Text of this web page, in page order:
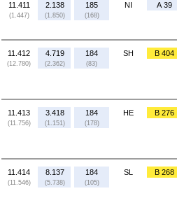
11.411
(1.447)
2.138
(1.850)
185
(168)
NI A 39
11.412
(12.780)
4.719
(2.362)
184
(83)
SH B 404
11.413
(11.756)
3.418
(1.151)
184
(178)
HE B 276
11.414
(11.546)
8.137
(5.738)
184
(105)
SL B 268